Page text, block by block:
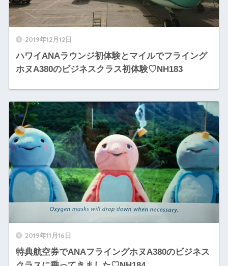
2019年12月12日
ハワイANAラウンジ初体験とマイルでフライング
ホヌA380のビジネスクラス初体験♡NH183
2019年11月16日
特典航空券でANAフライングホヌA380のビジネス